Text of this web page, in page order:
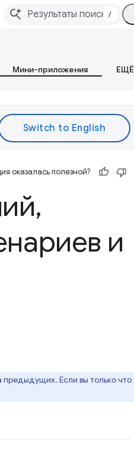
/
Мини-приложения ЕЩЁ
оказалась полезной?
,
и
предыдущих. Если вы только что